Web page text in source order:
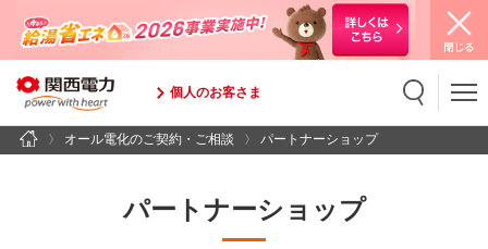
個人のお客さま
検索キーワード入力
オール電化のご契約・ご相談 パートナーショップ
パートナーショップ